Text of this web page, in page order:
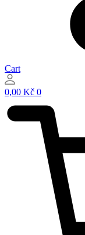
Cart
0,00 Kč 0